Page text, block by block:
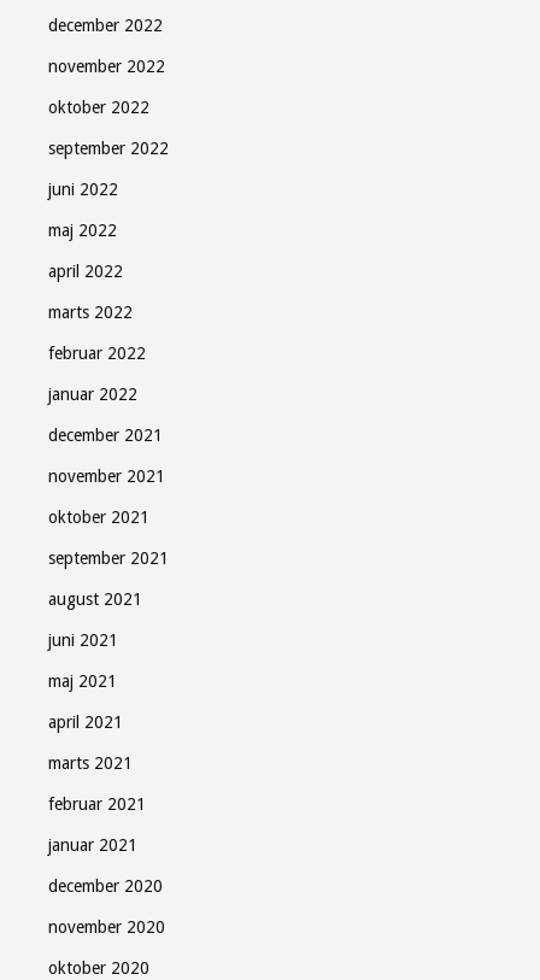
december 2022
november 2022
oktober 2022
september 2022
juni 2022
maj 2022
april 2022
marts 2022
februar 2022
januar 2022
december 2021
november 2021
oktober 2021
september 2021
august 2021
juni 2021
maj 2021
april 2021
marts 2021
februar 2021
januar 2021
december 2020
november 2020
oktober 2020